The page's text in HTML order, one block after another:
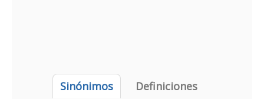
Sinónimos
Definiciones